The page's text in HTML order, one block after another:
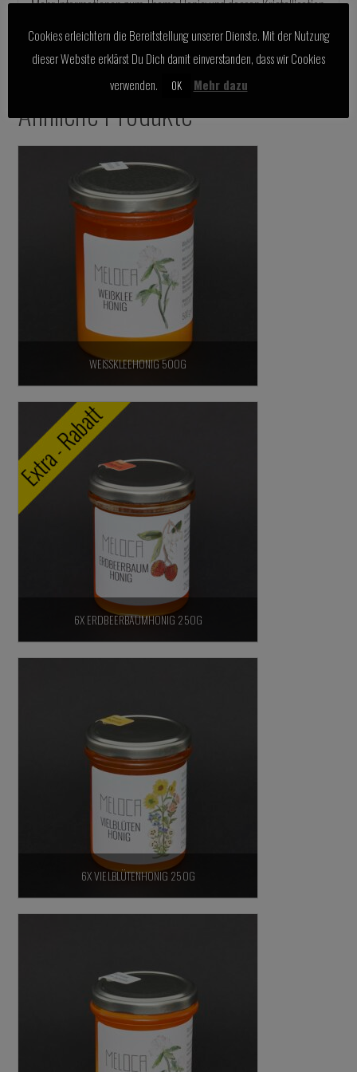
findest Duhier.
Ähnliche Produkte
5.00
WEISSKLEEHONIG 500G
2,10€/100g
10,50€inkl. 7% MwSt.,
6X ERDBEERBAUMHONIG 250G
51,60€inkl. 7% MwSt.,zzgl. Versandkosten
6X VIELBLÜTENHONIG 250G
37,80€inkl. 7% MwSt.,zzgl. Versandkosten
Cookies erleichtern die Bereitstellung unserer Dienste. Mit der Nutzung
dieser Website erklärst Du Dich damit einverstanden, dass wir Cookies
verwenden.
OK Mehr dazu